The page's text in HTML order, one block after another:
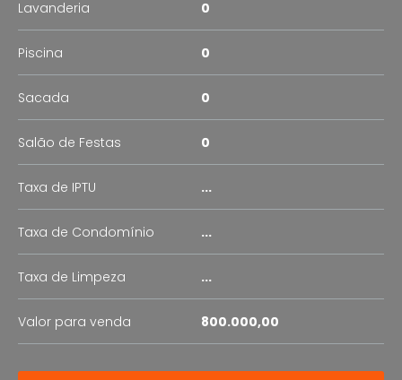
Lavanderia 0
Piscina 0
Sacada 0
Salão de Festas 0
Taxa de IPTU ...
Taxa de Condomínio ...
Taxa de Limpeza ...
Valor para venda 800.000,00